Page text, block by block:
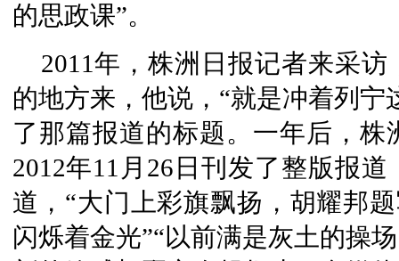
的思政课”。
2011年，株洲日报记者来采
的地方来，他说，“就是冲着列
了那篇报道的标题。一年后，
2012年11月26日刊发了整版报
道，“大门上彩旗飘扬，胡耀邦
闪烁着金光”“以前满是灰土的操